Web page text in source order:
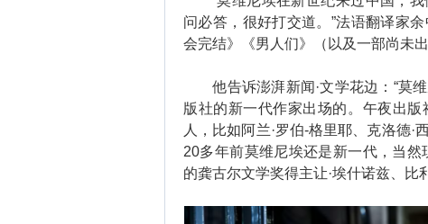
问必答，很好打交道。”法语翻译家
会完结》《男人们》（以及一部尚未
他告诉澎湃新闻·文学花边：“莫维
版社的新一代作家出场的。午夜出
人，比如阿兰·罗伯-格里耶、克洛德·
20多年前莫维尼埃还是新一代，当
的龚古尔文学奖得主让·埃什诺兹、比